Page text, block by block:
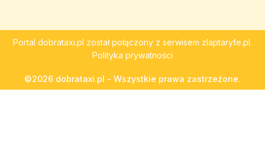
Portal dobrataxi.pl został połączony z serwisem zlaptaryfe.pl.
Polityka prywatności
©2026 dobrataxi.pl - Wszystkie prawa zastrzeżone.